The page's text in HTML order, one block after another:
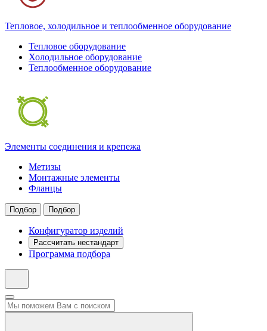
Тепловое, холодильное и теплообменное оборудование
Тепловое оборудование
Холодильное оборудование
Теплообменное оборудование
Элементы соединения и крепежа
Метизы
Монтажные элементы
Фланцы
Подбор Подбор
Конфигуратор изделий
Рассчитать нестандарт
Программа подбора